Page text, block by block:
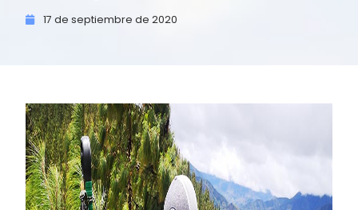
17 de septiembre de 2020